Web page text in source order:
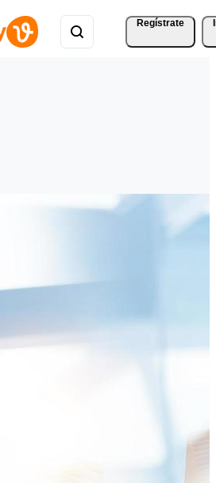
Regístrate